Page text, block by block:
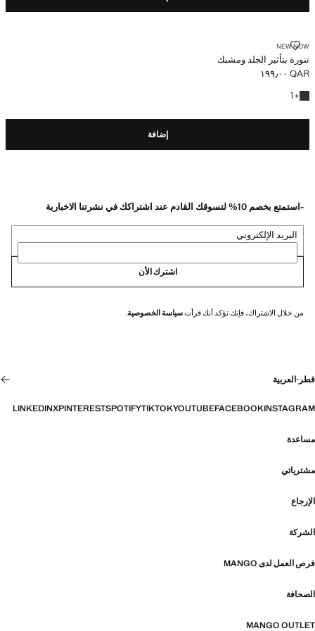
NEW NOW
تنورة بتأثير الجلد ومشبك
تنورة بتأثير الجلد ومشبك
السعر الحالي [QAR ١٩٩٫٠٠ ]
QAR ١٩٩٫٠٠
+
1
+ لون آخر
إضافة
-استمتع بخصم 10% لتسوقك القادم عند اشتراكك في نشرتنا الاخبارية
البريد الإلكتروني
اشترك الأن
من خلال الاشتراك، فإنك تؤكد أنك قرأتسياسة الخصوصية.
قطر ·العربية
INSTAGRAM
FACEBOOK
YOUTUBE
TIKTOK
SPOTIFY
PINTEREST
X
LINKEDIN
مساعدة
مشترياتي
الإرجاع
الشركة
فرص العمل لدى MANGO
الصحافة
MANGO OUTLET